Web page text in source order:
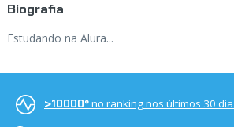
Biografia
Estudando na Alura...
>10000ºno ranking nos últimos 30